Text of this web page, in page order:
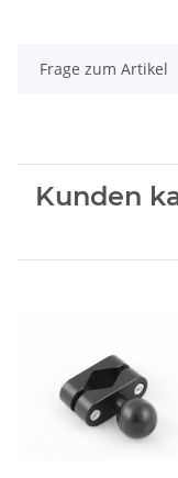
Frage zum Artikel
Kunden